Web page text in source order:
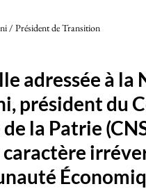
/ Président de Transition
adressée à la
président du
la Patrie
caractère